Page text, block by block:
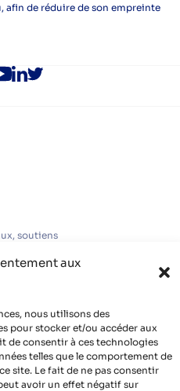
aux
nous utilisons des
pour stocker et/ou accéder aux
de consentir à ces technologies
telles que le comportement de
site. Le fait de ne pas consentir
avoir un effet négatif sur
afin de réduire de son empreinte
soutiens